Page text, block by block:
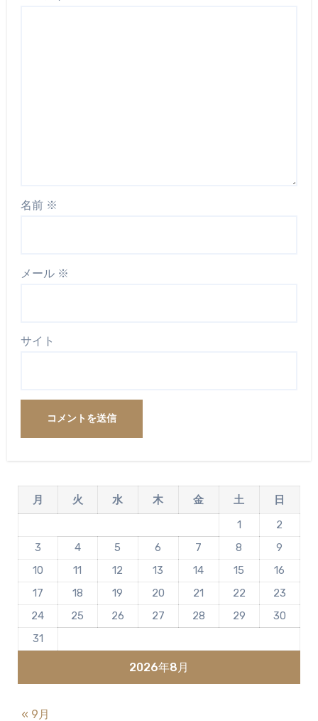
名前 ※
メール ※
サイト
2026年8月
月 火 水 木 金 土
日
1
2
3
4 5 6 7 8
9
10
11 12 13 14 15
16
17
18 19 20 21 22
23
24
25 26 27 28 29
30
31
« 9月